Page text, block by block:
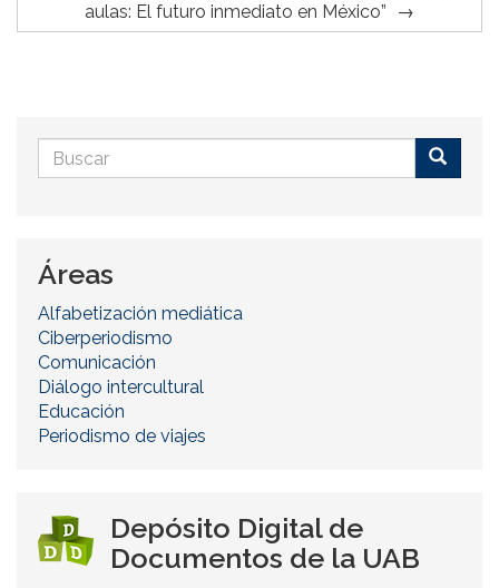
aulas: El futuro inmediato en México”
Formulario
de
Áreas
Alfabetización mediática
Ciberperiodismo
Comunicación
Diálogo intercultural
Educación
Periodismo de viajes
Depósito Digital de
Documentos de la UAB